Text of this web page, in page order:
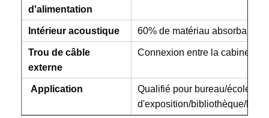
d'alimentation
Intérieur acoustique 60% de matériau absorbant le
Trou de câble
externe
Connexion entre la cabine et
Application
Qualifié pour bureau/école/
d'exposition/bibliothèque/